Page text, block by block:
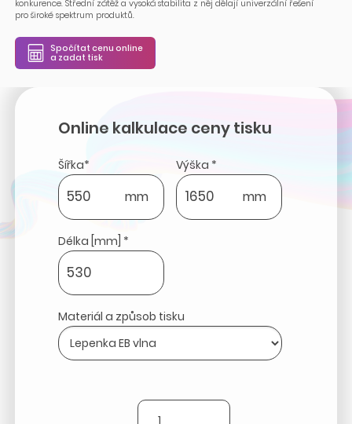
konkurence. Střední zátěž a vysoká stabilita z něj dělají univerzální řešení
pro široké spektrum produktů.
Spočítat cenu online
a zadat tisk
Online kalkulace ceny tisku
Šířka*
mm
Výška *
mm
Délka [mm] *
Materiál a způsob tisku